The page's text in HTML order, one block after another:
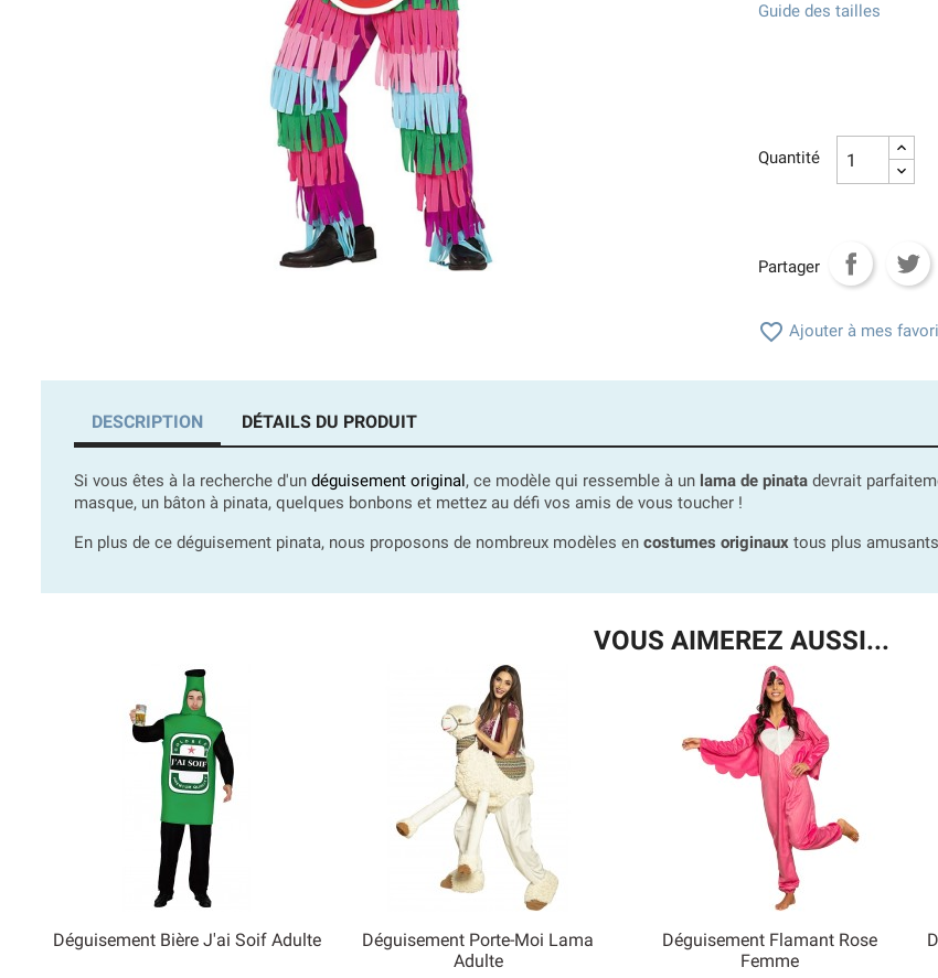
Guide des tailles
Quantité
Partager
 Ajouter à mes
DESCRIPTION DÉTAILS DU PRODUIT
Si vous êtes à la recherche d'un déguisement original , ce modèle qui ressemble à un lama de pinata devrait
masque, un bâton à pinata, quelques bonbons et mettez au défi vos amis de vous toucher !
En plus de ce déguisement pinata, nous proposons de nombreux modèles en costumes originaux tous plus
VOUS AIMEREZ AUSSI...
Déguisement Bière J'ai Soif Adulte
Déguisement Porte-Moi Lama
Adulte
Aperçu rapide
Déguisement Flamant Rose
Femme
Aperçu rapide